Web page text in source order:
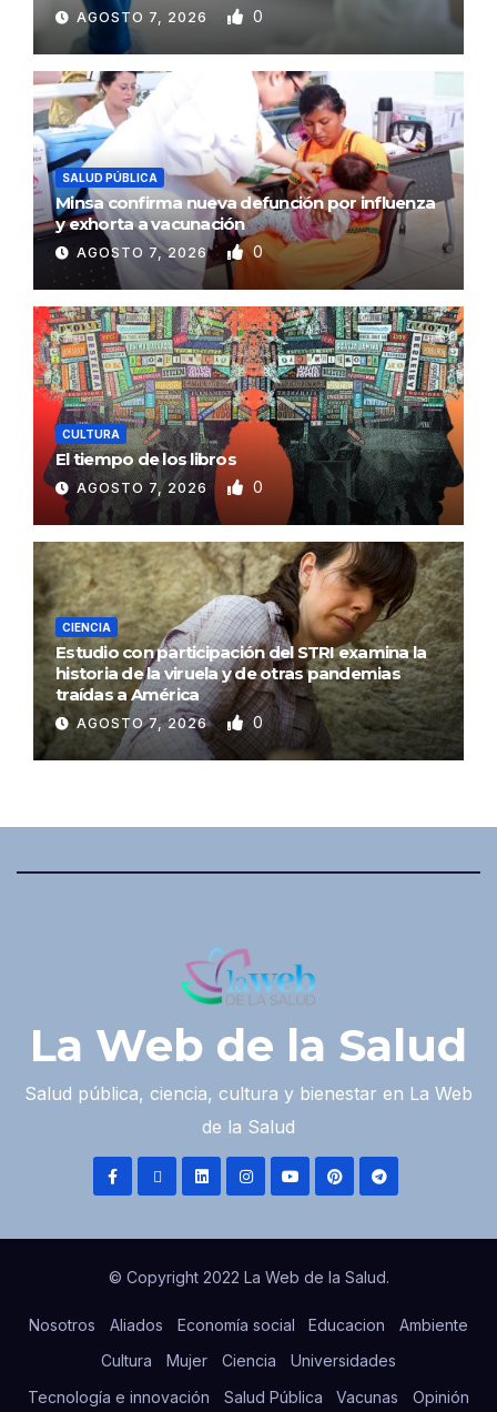
AGOSTO 7, 2026 0
SALUD PÚBLICA
Minsa confirma nueva defunción por influenza
y exhorta a vacunación
AGOSTO 7, 2026 0
CULTURA
El tiempo de los libros
AGOSTO 7, 2026 0
CIENCIA
Estudio con participación del STRI examina la
historia de la viruela y de otras pandemias
traídas a América
AGOSTO 7, 2026 0
La Web de la Salud
Salud pública, ciencia, cultura y bienestar en La Web
de la Salud
© Copyright 2022 La Web de la Salud.
Nosotros Aliados Economía social Educacion
Ambiente
Cultura
Mujer Ciencia
Universidades
Tecnología e innovación
Salud Pública Vacunas Opinión